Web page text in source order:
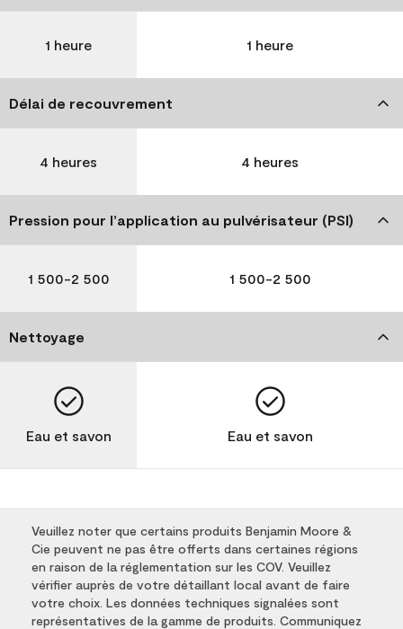
1 heure 1 heure
Délai de recouvrement
4 heures 4 heures
Pression pour l’application au pulvérisateur (PSI)
1 500-2 500 1 500-2 500
Nettoyage
Eau et savon Eau et savon
Veuillez noter que certains produits Benjamin Moore &
Cie peuvent ne pas être offerts dans certaines régions
en raison de la réglementation sur les COV. Veuillez
vérifier auprès de votre détaillant local avant de faire
votre choix. Les données techniques signalées sont
représentatives de la gamme de produits. Communiquez